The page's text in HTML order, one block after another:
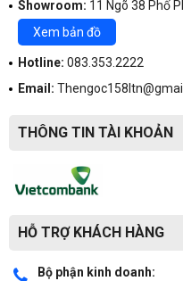
Showroom: 11 Ngõ 38 Phố
Xem bản đồ
Hotline: 083.353.2222
Email:
THÔNG TIN TÀI KHOẢN
HỖ TRỢ KHÁCH HÀNG
Bộ phận kinh doanh: